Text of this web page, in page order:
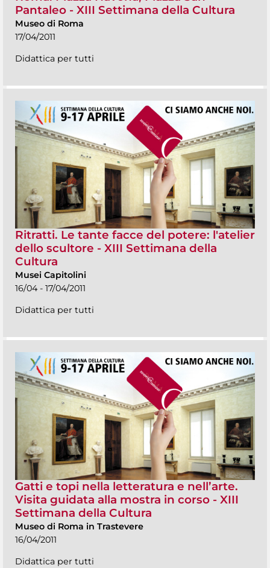
Pantaleo - XIII Settimana della Cultura
Museo di Roma
17/04/2011
Didattica per tutti
Ritratti. Le tante facce del potere: l'atelier
dello scultore - XIII Settimana della
Cultura
Musei Capitolini
16/04 - 17/04/2011
Didattica per tutti
Gatti e topi nella letteratura e nell’arte.
Visita guidata alla mostra in corso - XIII
Settimana della Cultura
Museo di Roma in Trastevere
16/04/2011
Didattica per tutti